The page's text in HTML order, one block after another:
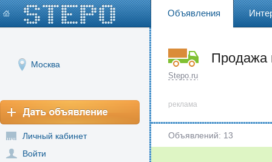
Объявления
Москва
Личный кабинет
Войти
Продажа
Stepo.ru
реклама
Объявлений: 13